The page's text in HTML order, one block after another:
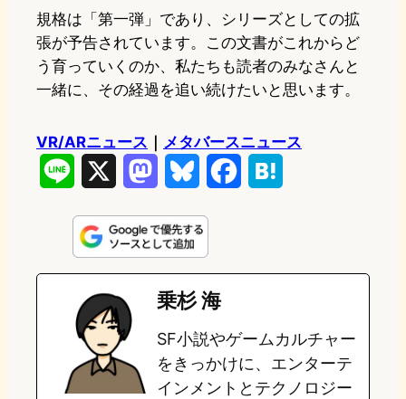
規格は「第一弾」であり、シリーズとしての拡
張が予告されています。この文書がこれからど
う育っていくのか、私たちも読者のみなさんと
一緒に、その経過を追い続けたいと思います。
VR/ARニュース
メタバースニュース
n
e
s
t
o
d
o
u
e
s
k
y
e
o
o
e
a
乗杉 海
SF小説やゲームカルチャー
をきっかけに、エンターテ
インメントとテクノロジー